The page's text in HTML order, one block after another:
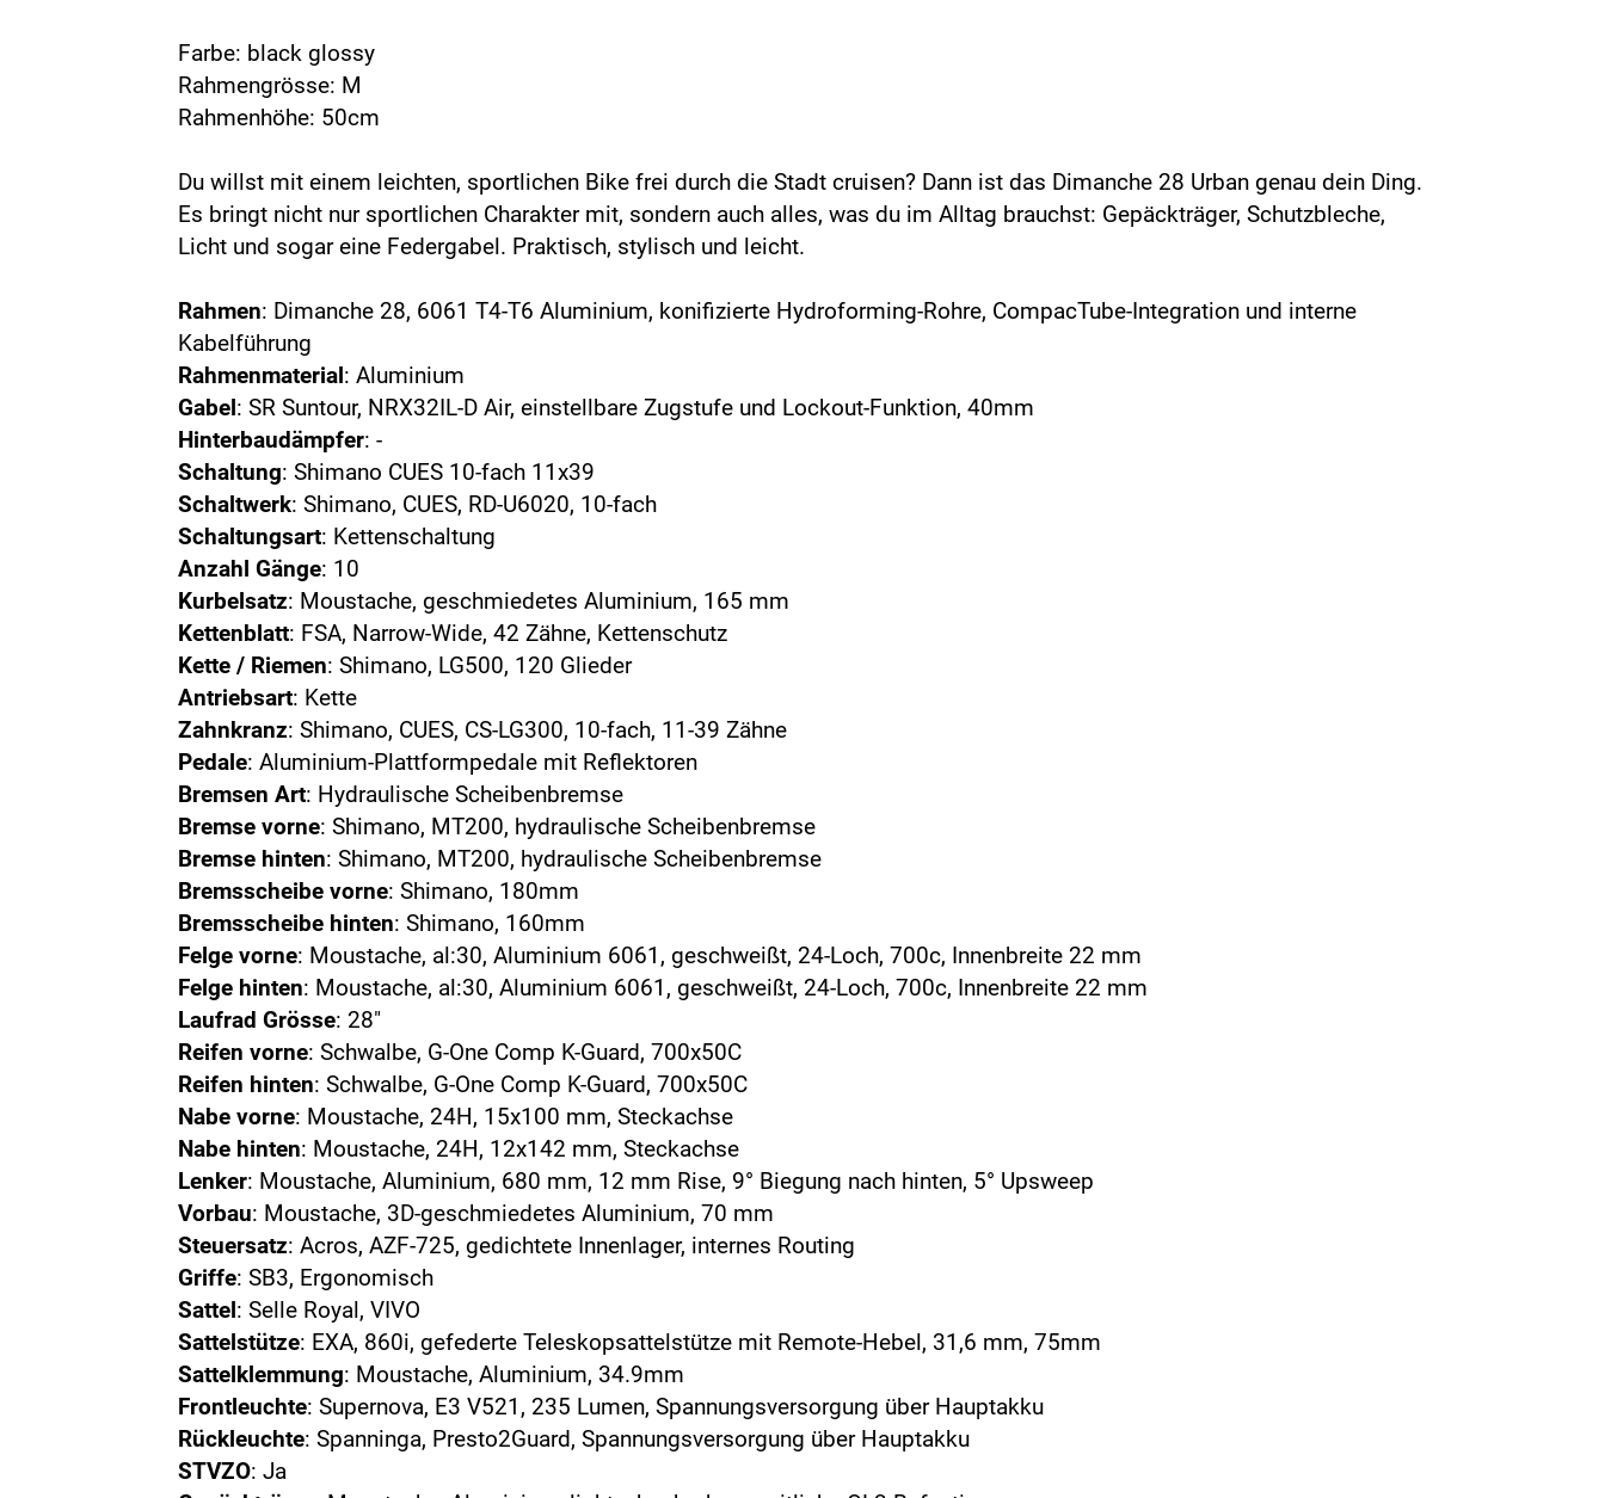
Farbe: black glossy
Rahmengrösse: M
Rahmenhöhe: 50cm
Du willst mit einem leichten, sportlichen Bike frei durch die Stadt cruisen? Dann ist das Dimanche 28 Urban genau dein Ding.
Es bringt nicht nur sportlichen Charakter mit, sondern auch alles, was du im Alltag brauchst: Gepäckträger, Schutzbleche,
Licht und sogar eine Federgabel. Praktisch, stylisch und leicht.
Rahmen: Dimanche 28, 6061 T4-T6 Aluminium, konifizierte Hydroforming-Rohre, CompacTube-Integration und interne
Kabelführung
Rahmenmaterial: Aluminium
Gabel: SR Suntour, NRX32IL-D Air, einstellbare Zugstufe und Lockout-Funktion, 40mm
Hinterbaudämpfer: -
Schaltung: Shimano CUES 10-fach 11x39
Schaltwerk: Shimano, CUES, RD-U6020, 10-fach
Schaltungsart: Kettenschaltung
Anzahl Gänge: 10
Kurbelsatz: Moustache, geschmiedetes Aluminium, 165 mm
Kettenblatt: FSA, Narrow-Wide, 42 Zähne, Kettenschutz
Kette / Riemen: Shimano, LG500, 120 Glieder
Antriebsart: Kette
Zahnkranz: Shimano, CUES, CS-LG300, 10-fach, 11-39 Zähne
Pedale: Aluminium-Plattformpedale mit Reflektoren
Bremsen Art: Hydraulische Scheibenbremse
Bremse vorne: Shimano, MT200, hydraulische Scheibenbremse
Bremse hinten: Shimano, MT200, hydraulische Scheibenbremse
Bremsscheibe vorne: Shimano, 180mm
Bremsscheibe hinten: Shimano, 160mm
Felge vorne: Moustache, al:30, Aluminium 6061, geschweißt, 24-Loch, 700c, Innenbreite 22 mm
Felge hinten: Moustache, al:30, Aluminium 6061, geschweißt, 24-Loch, 700c, Innenbreite 22 mm
Laufrad Grösse: 28"
Reifen vorne: Schwalbe, G-One Comp K-Guard, 700x50C
Reifen hinten: Schwalbe, G-One Comp K-Guard, 700x50C
Nabe vorne: Moustache, 24H, 15x100 mm, Steckachse
Nabe hinten: Moustache, 24H, 12x142 mm, Steckachse
Lenker: Moustache, Aluminium, 680 mm, 12 mm Rise, 9° Biegung nach hinten, 5° Upsweep
Vorbau: Moustache, 3D-geschmiedetes Aluminium, 70 mm
Steuersatz: Acros, AZF-725, gedichtete Innenlager, internes Routing
Griffe: SB3, Ergonomisch
Sattel: Selle Royal, VIVO
Sattelstütze: EXA, 860i, gefederte Teleskopsattelstütze mit Remote-Hebel, 31,6 mm, 75mm
Sattelklemmung: Moustache, Aluminium, 34.9mm
Frontleuchte: Supernova, E3 V521, 235 Lumen, Spannungsversorgung über Hauptakku
Rückleuchte: Spanninga, Presto2Guard, Spannungsversorgung über Hauptakku
STVZO: Ja